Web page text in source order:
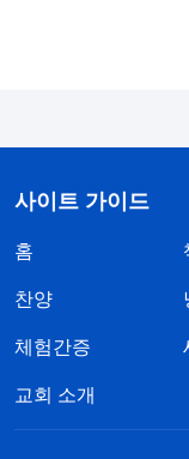
원칙을 이해하기
이 그들을 처리하
이 실제로 닥치
해, 죄를 선포하
치는 일을 통해
사이트 가이드
홈
찬양
체험간증
교회 소개